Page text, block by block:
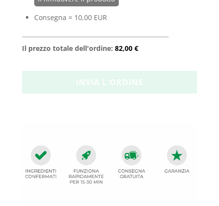
Consegna = 10,00 EUR
Il prezzo totale dell'ordine: 82,00 €